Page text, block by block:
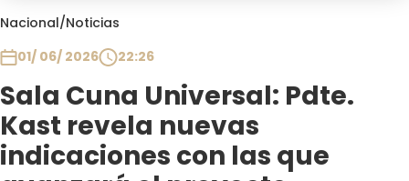
Nacional/Noticias
01/ 06/ 2026
22:26
Sala Cuna Universal: Pdte.
Kast revela nuevas
indicaciones con las que
Club De La Comedia
Plan Perfecto
El Tiempo
Sabingo
Todos Los Programas